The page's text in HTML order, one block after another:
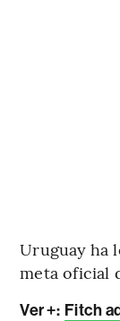
Uruguay ha
meta oficial
Ver +: Fitch